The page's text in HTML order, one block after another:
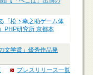
「松下幸之助ゲーム体
PHP研究所 京都本
文学賞」優秀作品発
プレスリリース一覧